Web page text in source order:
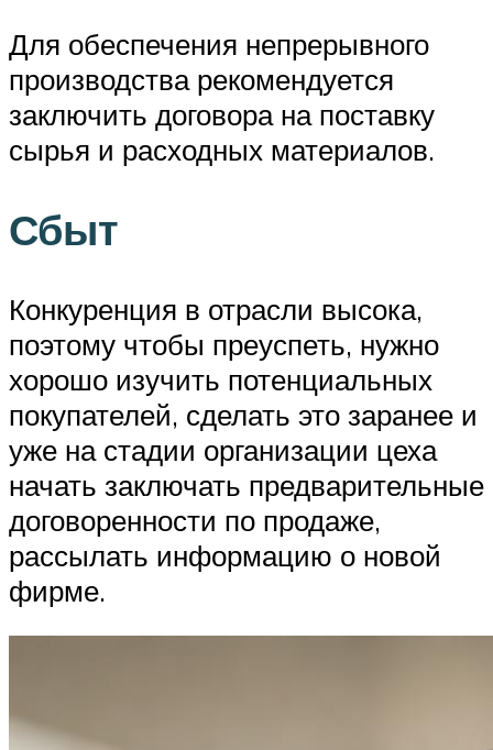
Для обеспечения непрерывного
производства рекомендуется
заключить договора на поставку
сырья и расходных материалов.
Сбыт
Конкуренция в отрасли высока,
поэтому чтобы преуспеть, нужно
хорошо изучить потенциальных
покупателей, сделать это заранее и
уже на стадии организации цеха
начать заключать предварительные
договоренности по продаже,
рассылать информацию о новой
фирме.